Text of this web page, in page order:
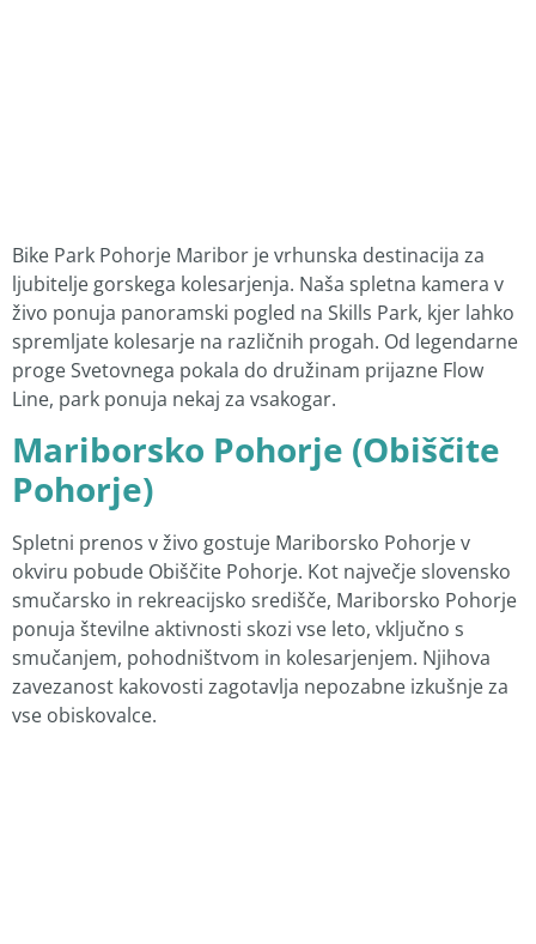
Bike Park Pohorje Maribor je vrhunska destinacija za
ljubitelje gorskega kolesarjenja. Naša spletna kamera v
živo ponuja panoramski pogled na Skills Park, kjer lahko
spremljate kolesarje na različnih progah. Od legendarne
proge Svetovnega pokala do družinam prijazne Flow
Line, park ponuja nekaj za vsakogar.
Mariborsko Pohorje (Obiščite
Pohorje)
Spletni prenos v živo gostuje Mariborsko Pohorje v
okviru pobude Obiščite Pohorje. Kot največje slovensko
smučarsko in rekreacijsko središče, Mariborsko Pohorje
ponuja številne aktivnosti skozi vse leto, vključno s
smučanjem, pohodništvom in kolesarjenjem. Njihova
zavezanost kakovosti zagotavlja nepozabne izkušnje za
vse obiskovalce.